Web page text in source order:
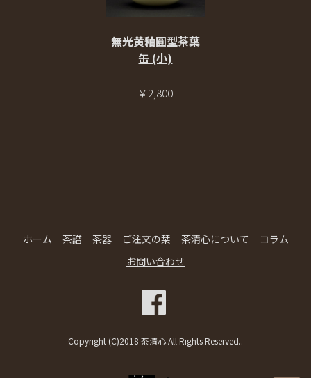
無光黄釉圓型茶葉
缶 (小)
￥2,800
ホーム 茶譜 茶器 ご注文の栞 茶清心について
コラム
お問い合わせ
Copyright (C)2018 茶清心 All Rights Reserved..